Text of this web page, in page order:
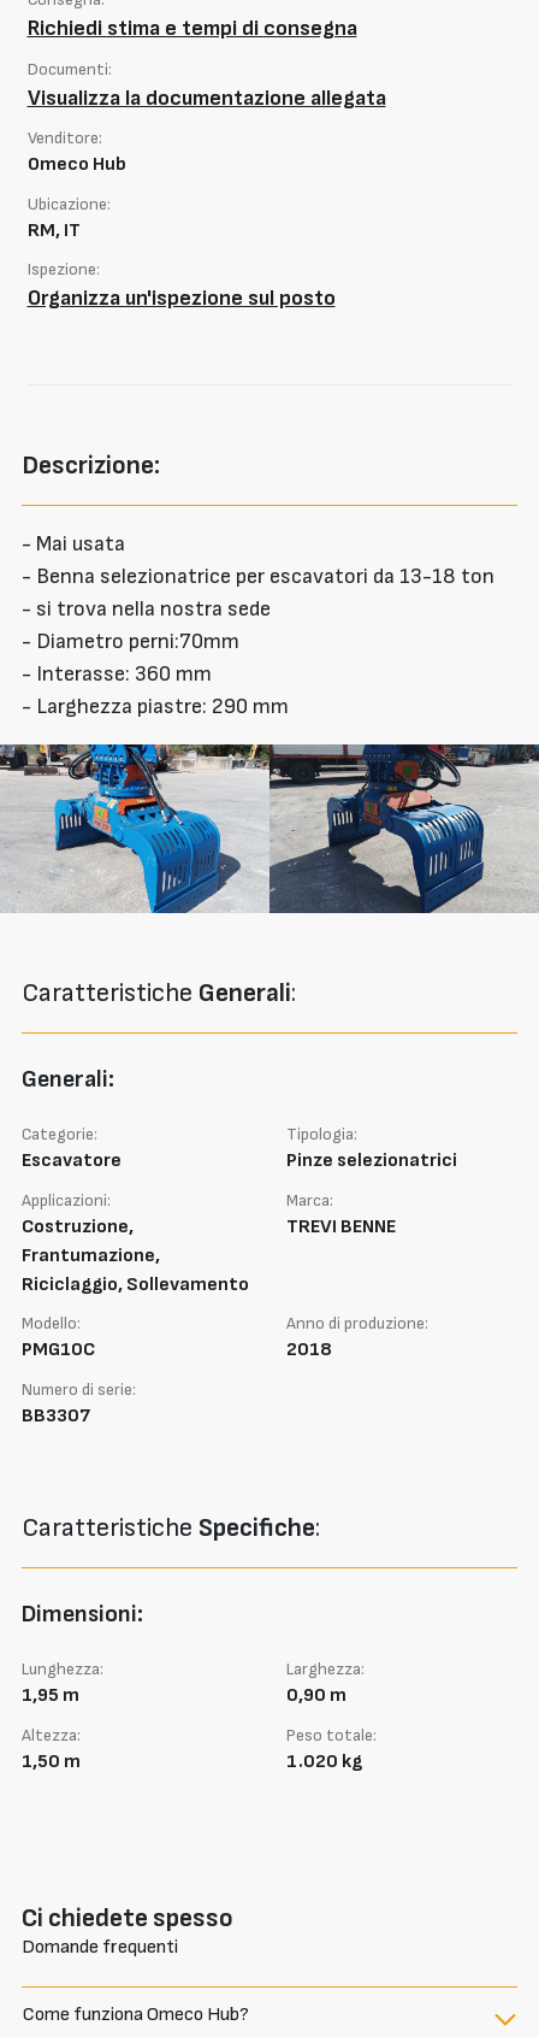
Descrizione:
- Mai usata
- Benna selezionatrice per escavatori da 13-18 ton
- si trova nella nostra sede
- Diametro perni:70mm
- Interasse: 360 mm
- Larghezza piastre: 290 mm
Caratteristiche Generali:
Generali:
Categorie:
Escavatore
Tipologia:
Pinze selezionatrici
Applicazioni:
Costruzione,
Frantumazione,
Riciclaggio, Sollevamento
Marca:
TREVI BENNE
Modello:
PMG10C
Anno di produzione:
2018
Numero di serie:
BB3307
Caratteristiche Specifiche:
Dimensioni:
Lunghezza:
1,95 m
Larghezza:
0,90 m
Altezza:
1,50 m
Peso totale:
1.020 kg
Ci chiedete spesso
Domande frequenti
Come funziona Omeco Hub?
Richiedi stima e tempi di consegna
Documenti:
Visualizza la documentazione allegata
Venditore:
Omeco Hub
Ubicazione:
RM, IT
Ispezione:
Organizza un'ispezione sul posto